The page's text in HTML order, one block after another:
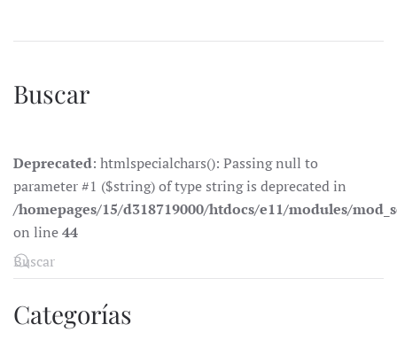
Buscar
Deprecated: htmlspecialchars(): Passing null to
parameter #1 ($string) of type string is deprecated in
/homepages/15/d318719000/htdocs/e11/modules/
on line44
Categorías